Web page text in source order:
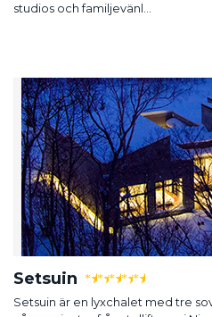
studios och familjevänl...
Setsuin ★★★★★
Setsuin är en lyxchalet med tre